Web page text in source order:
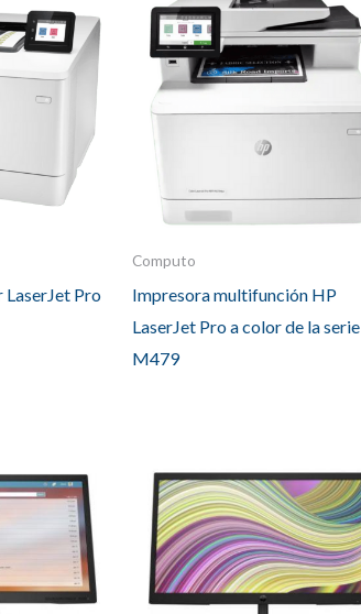
Pro
Computo
Impresora multifunción HP
LaserJet Pro a color de la serie
M479